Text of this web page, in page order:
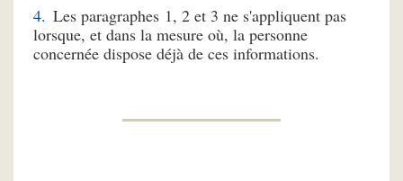
Les paragraphes 1, 2 et 3 ne s'appliquent pas
lorsque, et dans la mesure où, la personne
concernée dispose déjà de ces informations.